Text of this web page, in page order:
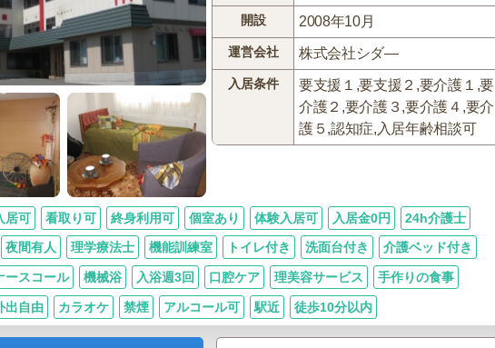
開設 2008年10月
運営会社 株式会社シダ—
入居条件
要支援１,要支援２,要介護１,要
介護２,要介護３,要介護４,要介
護５,認知症,入居年齢相談可
居可 看取り可 終身利用可 個室あり 体験入居可 入居金0円 24h介護士
夜間有人 理学療法士 機能訓練室 トイレ付き 洗面台付き 介護ベッド付き
ースコール 機械浴 入浴週3回 口腔ケア 理美容サービス 手作りの食事
出自由 カラオケ 禁煙 アルコール可 駅近 徒歩10分以内